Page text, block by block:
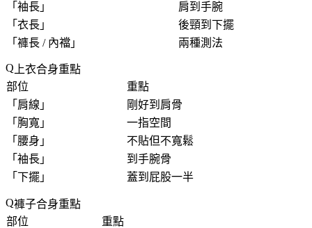
「 袖長 」
肩到手腕
「 衣長 」
後頸到下擺
「 褲長 / 內襠 」 兩種測法
上衣合身重點
部位
重點
「 肩線 」
剛好到肩骨
「 胸寬 」
一指空間
「 腰身 」
不貼但不寬鬆
「 袖長 」
到手腕骨
「 下擺 」 蓋到屁股一半
褲子合身重點
部位
重點